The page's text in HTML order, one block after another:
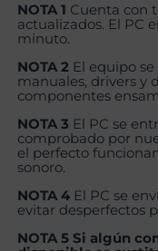
NOTA 1 Cuenta con
actualizados. El PC
minuto.
NOTA 2 El equipo
manuales, drivers y
componentes
NOTA 3 El PC se
comprobado por
el perfecto
sonoro.
NOTA 4 El PC se
evitar desperfectos
NOTA 5 Si algún